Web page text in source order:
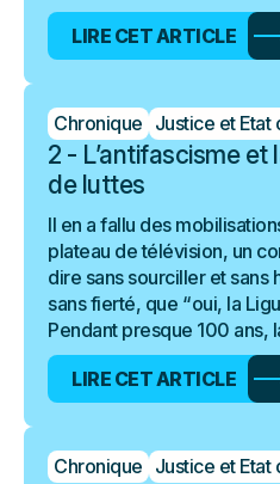
LIRE CET ARTICLE
Chronique Justice et Etat
2 - L’antifascisme et
de luttes
Il en a fallu des
plateau de télévision, un
dire sans sourciller et sans
sans fierté, que “ oui, la
Pendant presque 100 ans,
LIRE CET ARTICLE
Chronique Justice et Etat